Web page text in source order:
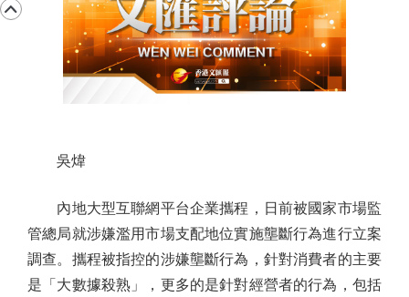
吳煒
內地大型互聯網平台企業攜程，日前被國家市場監
管總局就涉嫌濫用市場支配地位實施壟斷行為進行立案
調查。攜程被指控的涉嫌壟斷行為，針對消費者的主要
是「大數據殺熟」，更多的是針對經營者的行為，包括